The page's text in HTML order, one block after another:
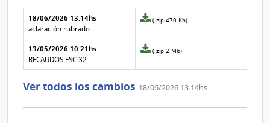
Fecha y
texto de
la
aclaración
Archivo
de la
aclaración
18/06/2026 13:14hs
aclaración rubrado
Archivo
de
la
Nº
(.zip 470 Kb)
13/05/2026 10:21hs
RECAUDOS ESC.32
Archivo
de
aclaración
0
(.zip 2 Mb)
Ver todos los cambios 18/06/2026 13:14hs